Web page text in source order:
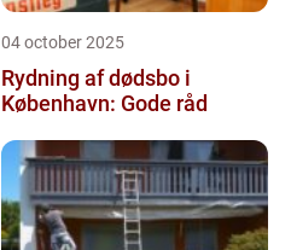
04 october 2025
Rydning af dødsbo i
København: Gode råd